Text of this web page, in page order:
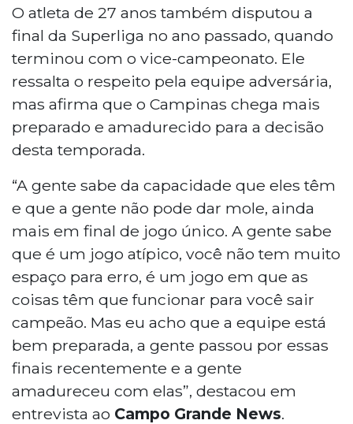
O atleta de 27 anos também disputou a
final da Superliga no ano passado, quando
terminou com o vice-campeonato. Ele
ressalta o respeito pela equipe adversária,
mas afirma que o Campinas chega mais
preparado e amadurecido para a decisão
desta temporada.
“A gente sabe da capacidade que eles têm
e que a gente não pode dar mole, ainda
mais em final de jogo único. A gente sabe
que é um jogo atípico, você não tem muito
espaço para erro, é um jogo em que as
coisas têm que funcionar para você sair
campeão. Mas eu acho que a equipe está
bem preparada, a gente passou por essas
finais recentemente e a gente
amadureceu com elas”, destacou em
entrevista ao Campo Grande News.